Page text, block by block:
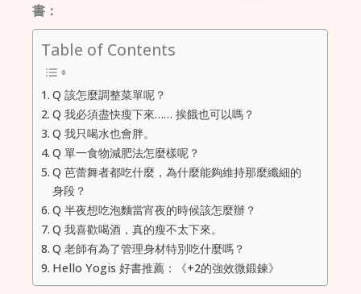
書：
Table of Contents
Q 該怎麼調整菜單呢？
Q 我必須盡快瘦下來…… 挨餓也可以嗎？
Q 我只喝水也會胖。
Q 單一食物減肥法怎麼樣呢？
Q 芭蕾舞者都吃什麼，為什麼能夠維持那麼纖細的
身段？
Q 半夜想吃泡麵當宵夜的時候該怎麼辦？
Q 我喜歡喝酒，真的瘦不太下來。
Q 老師有為了管理身材特別吃什麼嗎？
Hello Yogis 好書推薦：《+2的強效微鍛鍊》